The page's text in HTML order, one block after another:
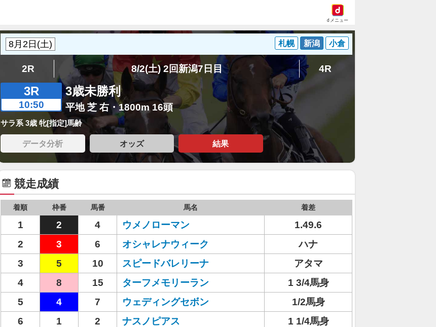
dメニュー
札幌 新潟 小倉
2R 8/2(土) 2回新潟7日目 4R
3R
10:50
3歳未勝利
平地 芝 右・1800m 16頭
サラ系 3歳 牝[指定]馬齢
データ分析 オッズ 結果
競走成績
着順 枠番 馬番 馬名 着差
1 2 4 ウメノローマン
1.49.6
2
3 6 オシャレナウィーク
ハナ
3
5 10 スピードバレリーナ
アタマ
4
8 15 ターフメモリーラン
1 3/4馬身
5
4 7 ウェディングセボン
1/2馬身
6
1 2 ナスノピアス
1 1/4馬身